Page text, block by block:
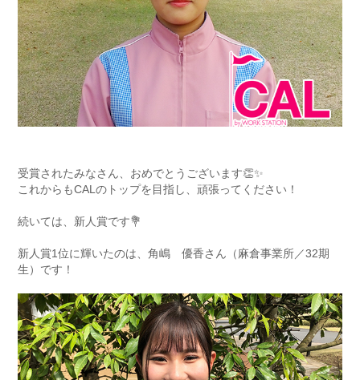
受賞されたみなさん、おめでとうございます👏✨
これからもCALのトップを目指し、頑張ってください！
続いては、新人賞です💐
新人賞1位に輝いたのは、角嶋 優香さん（麻倉事業所／32期
生）です！